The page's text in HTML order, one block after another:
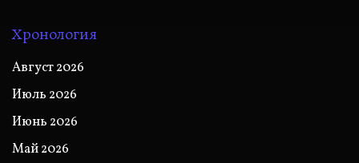
Хронология
Август 2026
Июль 2026
Июнь 2026
Май 2026